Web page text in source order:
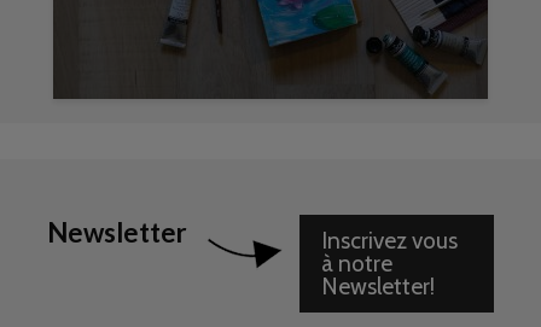
Newsletter
Inscrivez vous
à notre
Newsletter!